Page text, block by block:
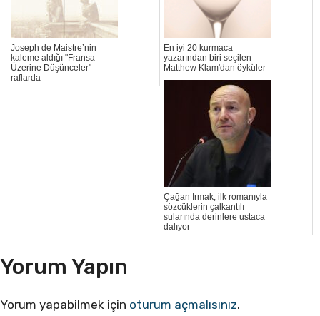
Joseph de Maistre’nin
kaleme aldığı "Fransa
Üzerine Düşünceler"
raflarda
En iyi 20 kurmaca
yazarından biri seçilen
Matthew Klam'dan öyküler
Çağan Irmak, ilk romanıyla
sözcüklerin çalkantılı
sularında derinlere ustaca
dalıyor
Yorum Yapın
Yorum yapabilmek için oturum açmalısınız.